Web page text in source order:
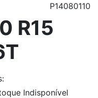
P14080110
R15
Indisponível